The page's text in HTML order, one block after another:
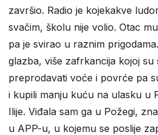
završio. Radio je kojekakve
svačim, školu nije volio. Otac
pa je svirao u raznim
glazba, više zafrkancija kojoj su
preprodavati voće i povrće pa
i kupili manju kuću na ulasku u
Ilije. Viđala sam ga u Požegi,
u APP-u, u kojemu se poslije